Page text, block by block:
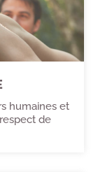
humaines et
de